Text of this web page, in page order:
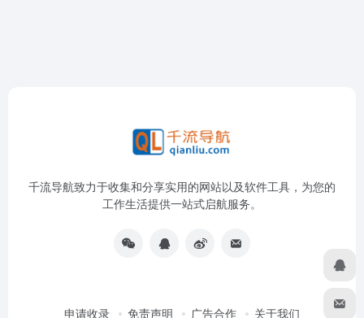
千流导航致力于收集和分享实用的网站以及软件工具，为您的
工作生活提供一站式启航服务。
申请收录 免责声明 广告合作 关于我们